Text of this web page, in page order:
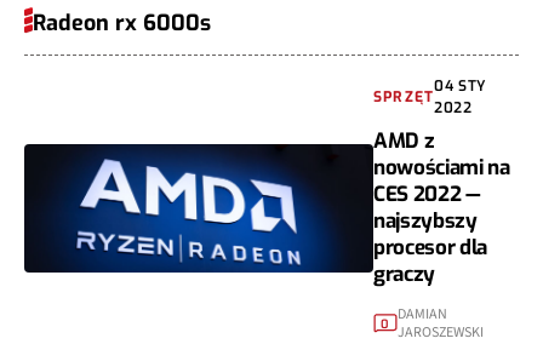
Radeon rx 6000s
SPRZĘT
04 STY
2022
AMD z
nowościami na
CES 2022 —
najszybszy
procesor dla
graczy
0
DAMIAN
JAROSZEWSKI